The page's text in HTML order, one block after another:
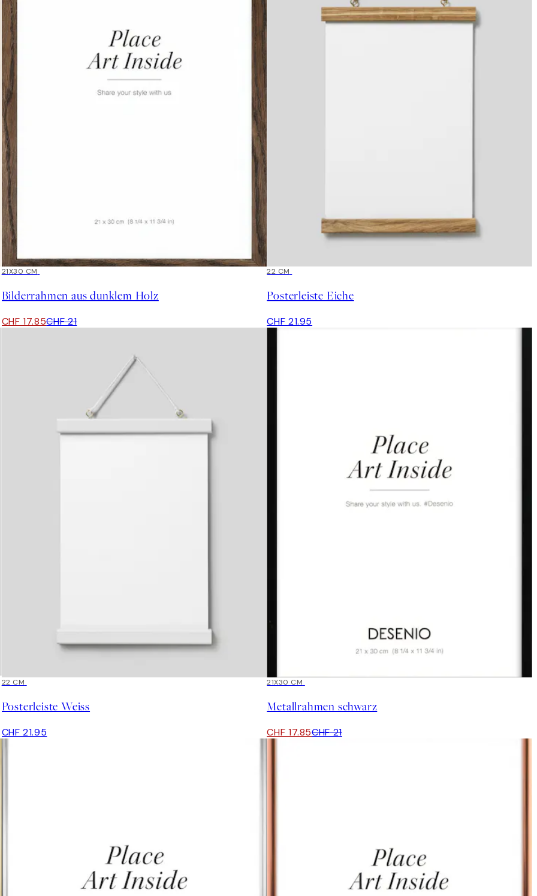
15%*
21X30 CM
Bilderrahmen aus dunklem Holz
CHF 17.85CHF 21
22 CM
Posterleiste Eiche
CHF 21.95
22 CM
Posterleiste Weiss
CHF 21.95
15%*
21X30 CM
Metallrahmen schwarz
CHF 17.85CHF 21